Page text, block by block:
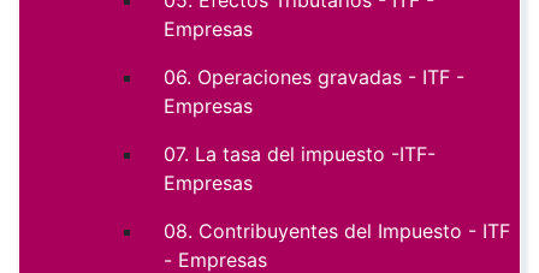
Empresas
06. Operaciones gravadas - ITF -
Empresas
07. La tasa del impuesto -ITF-
Empresas
08. Contribuyentes del Impuesto - ITF
- Empresas